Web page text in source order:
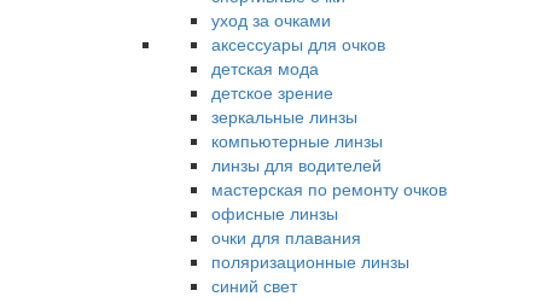
уход за очками
аксессуары для очков
детская мода
детское зрение
зеркальные линзы
компьютерные линзы
линзы для водителей
мастерская по ремонту очков
офисные линзы
очки для плавания
поляризационные линзы
синий свет